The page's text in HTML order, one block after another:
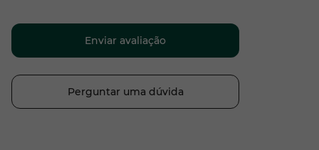
Enviar avaliação
Perguntar uma dúvida